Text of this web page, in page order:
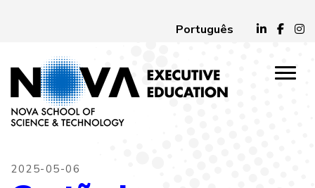
Português
2025-05-06